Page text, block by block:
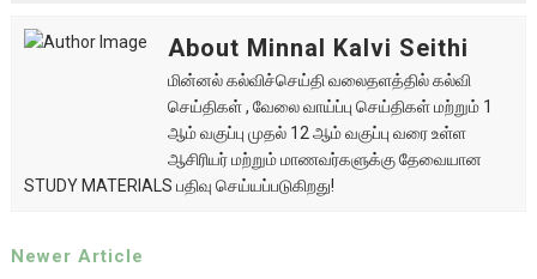
About Minnal Kalvi Seithi
மின்னல் கல்விச்செய்தி வலைதளத்தில் கல்வி
செய்திகள் , வேலை வாய்ப்பு செய்திகள் மற்றும் 1
ஆம் வகுப்பு முதல் 12 ஆம் வகுப்பு வரை உள்ள
ஆசிரியர் மற்றும் மாணவர்களுக்கு தேவையான
STUDY MATERIALS பதிவு செய்யப்படுகிறது!
Newer Article